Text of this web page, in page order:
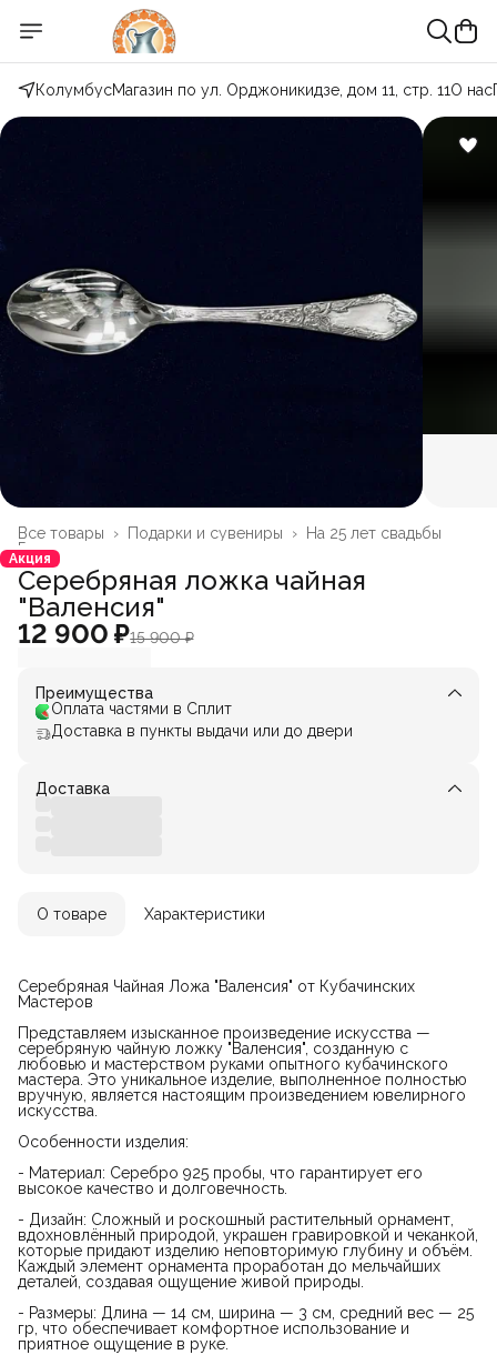
КолумбусМагазин по ул. Орджоникидзе, дом 11, стр. 11О нас
На 25 лет свадьбы
Подарки и сувениры ›
Все товары
›
Главная
Акция
Серебряная ложка чайная
"Валенсия"
12 900 ₽15 900 ₽
Преимущества
Оплата частями в Сплит
Доставка в пункты выдачи или до двери
Доставка
О товаре Характеристики
Серебряная Чайная Ложа "Валенсия" от Кубачинских
Мастеров
Представляем изысканное произведение искусства —
серебряную чайную ложку "Валенсия", созданную с
любовью и мастерством руками опытного кубачинского
мастера. Это уникальное изделие, выполненное полностью
вручную, является настоящим произведением ювелирного
искусства.
Особенности изделия:
- Материал: Серебро 925 пробы, что гарантирует его
высокое качество и долговечность.
- Дизайн: Сложный и роскошный растительный орнамент,
вдохновлённый природой, украшен гравировкой и чеканкой,
которые придают изделию неповторимую глубину и объём.
Каждый элемент орнамента проработан до мельчайших
деталей, создавая ощущение живой природы.
- Размеры: Длина — 14 см, ширина — 3 см, средний вес — 25
гр, что обеспечивает комфортное использование и
приятное ощущение в руке.